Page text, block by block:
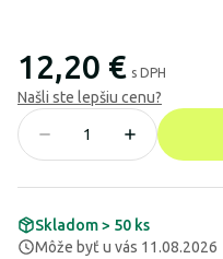
12,20 € s DPH
Našli ste lepšiu cenu?
Skladom > 50 ks
Môže byť u vás 11.08.2026